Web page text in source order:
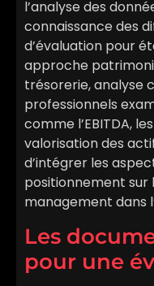
l’analyse des
connaissance des
d’évaluation pour
approche
trésorerie, analyse
professionnels
comme l’EBITDA,
valorisation des
d’intégrer les
positionnement sur
management dans
Les
pour une